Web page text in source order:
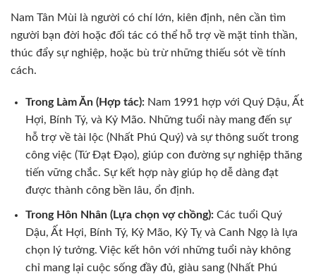
Nam Tân Mùi là người có chí lớn, kiên định, nên cần tìm
người bạn đời hoặc đối tác có thể hỗ trợ về mặt tinh thần,
thúc đẩy sự nghiệp, hoặc bù trừ những thiếu sót về tính
cách.
Trong Làm Ăn (Hợp tác):Nam 1991 hợp với Quý Dậu, Ất
Hợi, Bính Tý, và Kỷ Mão. Những tuổi này mang đến sự
hỗ trợ về tài lộc (Nhất Phú Quý) và sự thông suốt trong
công việc (Tứ Đạt Đạo), giúp con đường sự nghiệp thăng
tiến vững chắc. Sự kết hợp này giúp họ dễ dàng đạt
được thành công bền lâu, ổn định.
Trong Hôn Nhân (Lựa chọn vợ chồng):Các tuổi Quý
Dậu, Ất Hợi, Bính Tý, Kỷ Mão, Kỷ Tỵ và Canh Ngọ là lựa
chọn lý tưởng. Việc kết hôn với những tuổi này không
chỉ mang lại cuộc sống đầy đủ, giàu sang (Nhất Phú